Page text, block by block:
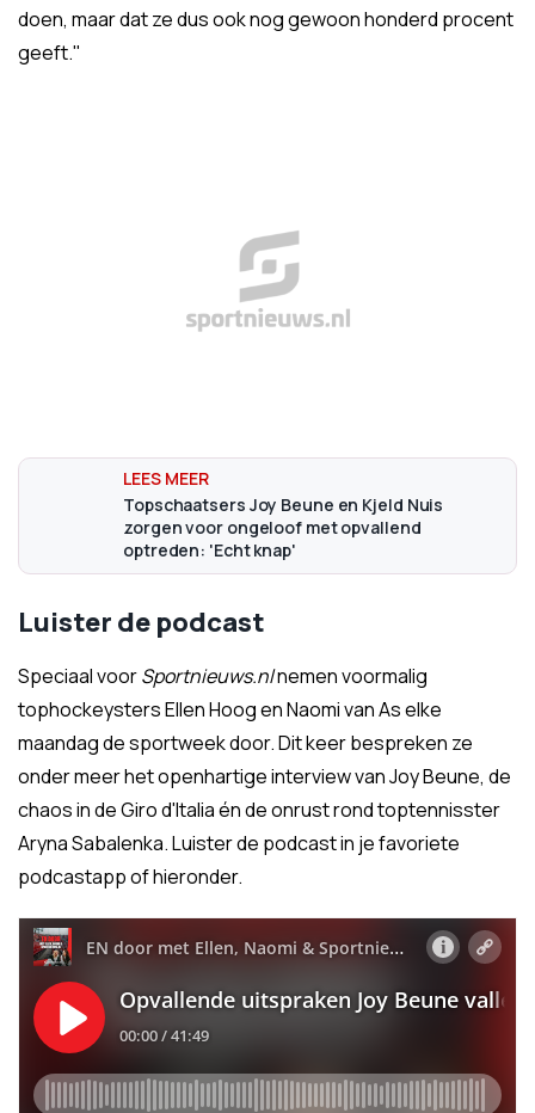
doen, maar dat ze dus ook nog gewoon honderd procent
geeft."
Topschaatsers Joy Beune en Kjeld Nuis
zorgen voor ongeloof met opvallend
optreden: 'Echt knap'
Luister de podcast
Speciaal voorSportnieuws.nlnemen voormalig
tophockeysters Ellen Hoog en Naomi van As elke
maandag de sportweek door. Dit keer bespreken ze
onder meer het openhartige interview van Joy Beune, de
chaos in de Giro d'Italia én de onrust rond toptennisster
Aryna Sabalenka. Luister de podcast in je favoriete
podcastapp of hieronder.